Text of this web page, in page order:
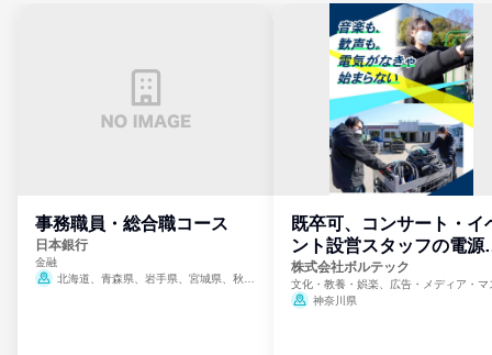
事務職員・総合職コース
日本銀行
金融
北海道、青森県、岩手県、宮城県、秋田
既卒可、コンサート・イ
ント設営スタッフの電源
門
株式会社ボルテック
文化・教養・娯楽、広告・メディア・マ
ミ、電力・ガス・水道・エネルギー
神奈川県